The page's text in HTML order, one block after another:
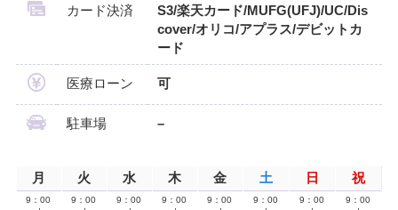
カード決済
S3/楽天カード/MUFG(UFJ)/UC/Dis
cover/オリコ/アプラス/デビットカ
ード
医療ローン 可
駐車場 –
月 火 水 木 金 土 日 祝
9：00
9：00
9：00
9：00
9：00
9：00
9：00
9：00